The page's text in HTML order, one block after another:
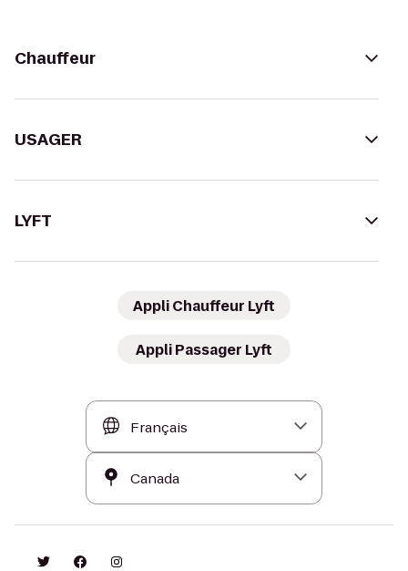
Chauffeur
USAGER
LYFT
Appli Chauffeur Lyft
Appli Passager Lyft